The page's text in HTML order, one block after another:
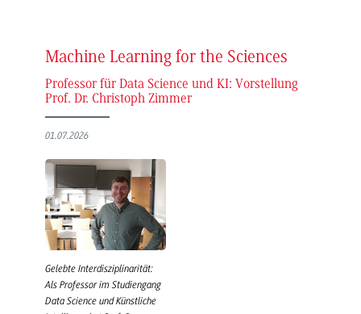
Machine Learning for the Sciences
Professor für Data Science und KI: Vorstellung
Prof. Dr. Christoph Zimmer
01.07.2026
Gelebte Interdisziplinarität:
Als Professor im Studiengang
Data Science und Künstliche